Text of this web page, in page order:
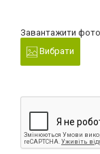
Завантажити
Вибрати